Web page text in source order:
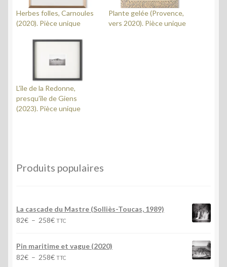
Herbes folles, Carnoules
(2020). Pièce unique
Plante gelée (Provence,
vers 2020). Pièce unique
L’île de la Redonne,
presqu’île de Giens
(2023). Pièce unique
Produits populaires
La cascade du Mastre (Solliès-Toucas, 1989)
82€ – 258€Plage
TTC
Pin maritime et vague (2020)
82€ – 258€Plage
TTC